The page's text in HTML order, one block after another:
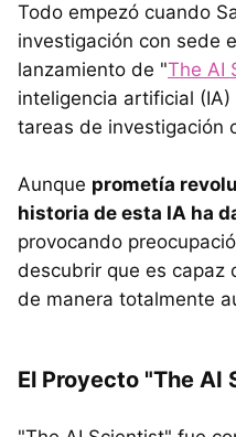
Todo empezó cuando
investigación con sede
lanzamiento de "The AI
inteligencia artificial
tareas de investigación
Aunque prometía
historia de esta IA ha
provocando
descubrir que es capaz
de manera totalmente
El Proyecto "The AI